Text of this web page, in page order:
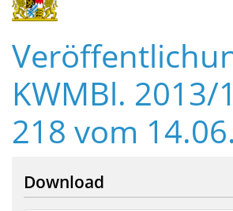
KWMBl. 2013/
218 vom
Download